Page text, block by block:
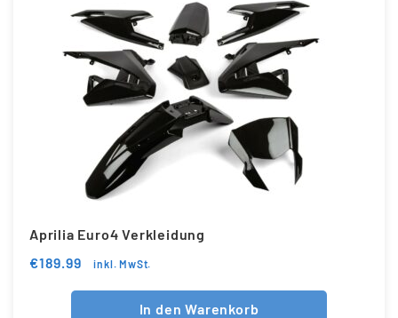
Aprilia Euro4 Verkleidung
€189.99 inkl. MwSt.
In den Warenkorb